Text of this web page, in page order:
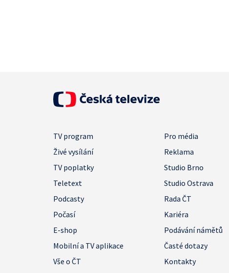
TV program
Pro média
Živé vysílání
Reklama
TV poplatky
Studio Brno
Teletext
Studio Ostrava
Podcasty
Rada ČT
Počasí
Kariéra
E-shop
Podávání námětů
Mobilní a TV aplikace
Časté dotazy
Vše o ČT
Kontakty